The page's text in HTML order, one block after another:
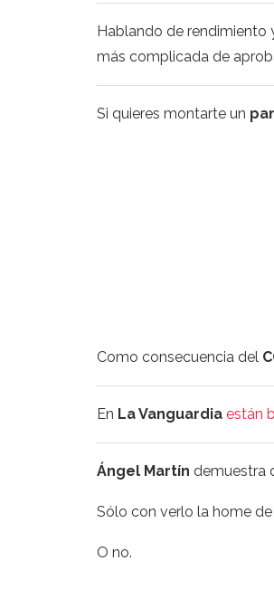
Hablando de rendimiento
más complicada de
Si quieres montarte un
Como consecuencia del
En La Vanguardia están
Ángel Martín demuestra
Sólo con verlo la home de
O no.